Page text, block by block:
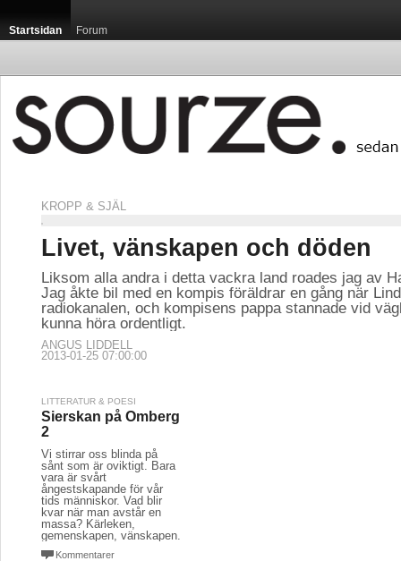
Startsidan Forum
KROPP & SJÄL
Livet, vänskapen och döden
Liksom alla andra i detta vackra land roades jag av
Jag åkte bil med en kompis föräldrar en gång när
radiokanalen, och kompisens pappa stannade vid
kunna höra ordentligt.
ANGUS LIDDELL
2013-01-25 07:00:00
LITTERATUR & POESI
Sierskan på Omberg
2
Vi stirrar oss blinda på
sånt som är oviktigt. Bara
vara är svårt
ångestskapande för vår
tids människor. Vad blir
kvar när man avstår en
massa? Kärleken,
gemenskapen, vänskapen.
Kommentarer